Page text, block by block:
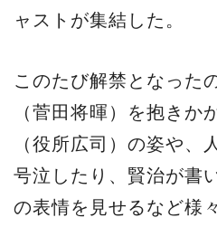
ャストが集結した。
このたび解禁となった
（菅田将暉）を抱きか
（役所広司）の姿や、
号泣したり、賢治が書
の表情を見せるなど様